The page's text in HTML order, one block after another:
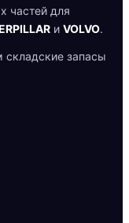
частей для
и VOLVO.
складские запасы